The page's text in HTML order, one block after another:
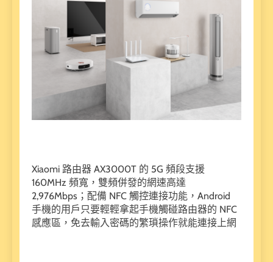
Xiaomi 路由器 AX3000T 的 5G 頻段支援
160MHz 頻寬，雙頻併發的網速高達
2,976Mbps；配備 NFC 觸控連接功能，Android
手機的用戶只要輕輕拿起手機觸碰路由器的 NFC
感應區，免去輸入密碼的繁瑣操作就能連接上網